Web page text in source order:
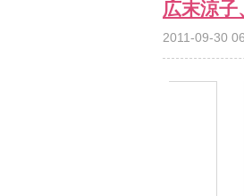
広末涼
2011-09-30